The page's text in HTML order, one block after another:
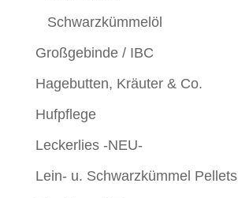
Schwarzkümmelöl
Großgebinde / IBC
Hagebutten, Kräuter & Co.
Hufpflege
Leckerlies -NEU-
Lein- u. Schwarzkümmel Pellets